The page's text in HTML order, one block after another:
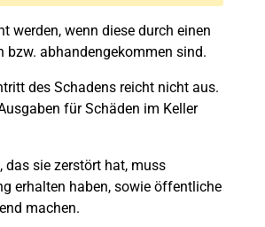
werden, wenn diese durch einen
bzw. abhandengekommen sind.
des Schadens reicht nicht aus.
für Schäden im Keller
, das sie zerstört hat, muss
erhalten haben, sowie öffentliche
machen.